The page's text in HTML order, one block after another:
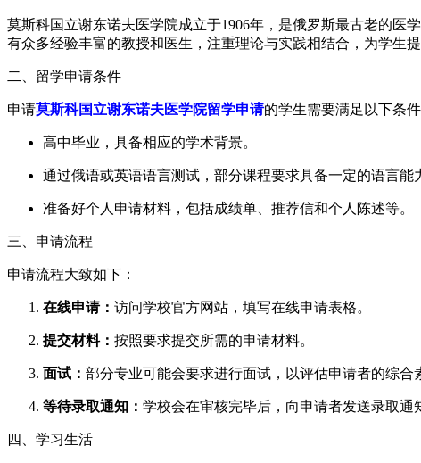
莫斯科国立谢东诺夫医学院成立于1906年，是俄罗斯最古老的医
有众多经验丰富的教授和医生，注重理论与实践相结合，为学生提
二、留学申请条件
申请莫斯科国立谢东诺夫医学院留学申请的学生需要满足以下条件
高中毕业，具备相应的学术背景。
通过俄语或英语语言测试，部分课程要求具备一定的语言能
准备好个人申请材料，包括成绩单、推荐信和个人陈述等。
三、申请流程
申请流程大致如下：
在线申请： 访问学校官方网站，填写在线申请表格。
提交材料： 按照要求提交所需的申请材料。
面试： 部分专业可能会要求进行面试，以评估申请者的综合
等待录取通知： 学校会在审核完毕后，向申请者发送录取通
四、学习生活